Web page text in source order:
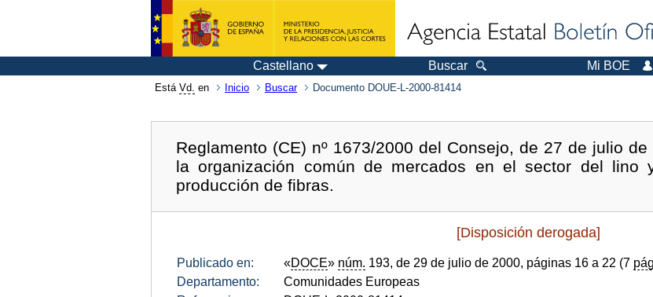
Castellano Buscar Mi BOE
Está Vd. en Inicio Buscar Documento DOUE-L-2000-81414
Reglamento (CE) nº 1673/2000 del Consejo, de 27 de julio
la organización común de mercados en el sector del lino
producción de fibras.
[Disposición derogada]
Publicado en: «DOCE» núm. 193, de 29 de julio de 2000, páginas 16 a 22 (7
Departamento:
Comunidades Europeas